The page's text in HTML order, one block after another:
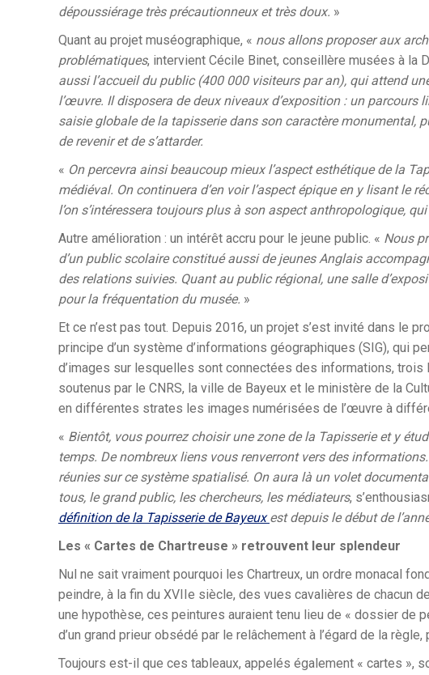
dépoussiérage très précautionneux et très doux. »
Quant au projet muséographique, « nous allons proposer aux
problématiques, intervient Cécile Binet, conseillère musées à la
aussi l’accueil du public (400 000 visiteurs par an), qui attend
l’œuvre. Il disposera de deux niveaux d’exposition : un parcours
saisie globale de la tapisserie dans son caractère monumental,
de revenir et de s’attarder.
« On percevra ainsi beaucoup mieux l’aspect esthétique de la
médiéval. On continuera d’en voir l’aspect épique en y lisant le
l’on s’intéressera toujours plus à son aspect anthropologique,
Autre amélioration : un intérêt accru pour le jeune public. « Nous
d’un public scolaire constitué aussi de jeunes Anglais
des relations suivies. Quant au public régional, une salle
pour la fréquentation du musée. »
Et ce n’est pas tout. Depuis 2016, un projet s’est invité dans le
principe d’un système d’informations géographiques (SIG), qui
d’images sur lesquelles sont connectées des informations, trois
soutenus par le CNRS, la ville de Bayeux et le ministère de la
en différentes strates les images numérisées de l’œuvre à
« Bientôt, vous pourrez choisir une zone de la Tapisserie et y
temps. De nombreux liens vous renverront vers des
réunies sur ce système spatialisé. On aura là un volet
tous, le grand public, les chercheurs, les médiateurs,
définition de la Tapisserie de Bayeuxest depuis le début de
Les « Cartes de Chartreuse » retrouvent leur splendeur
Nul ne sait vraiment pourquoi les Chartreux, un ordre monacal
peindre, à la fin du XVIIe siècle, des vues cavalières de chacun
une hypothèse, ces peintures auraient tenu lieu de « dossier de
d’un grand prieur obsédé par le relâchement à l’égard de la
Toujours est-il que ces tableaux, appelés également « cartes »,